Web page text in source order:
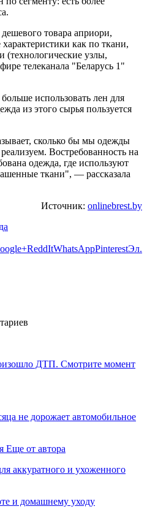
товара априори,
как по ткани,
(технологические узлы,
телеканала "Беларусь 1"
использовать лен для
из этого сырья пользуется
сколько бы мы одежды
Востребованность на
одежда, где используют
ткани", — рассказала
Источник: onlinebrest.by
ReddItWhatsAppPinterestЭл.
ДТП. Смотрите момент
не дорожает автомобильное
Еще от автора
аккуратного и ухоженного
и домашнему уходу